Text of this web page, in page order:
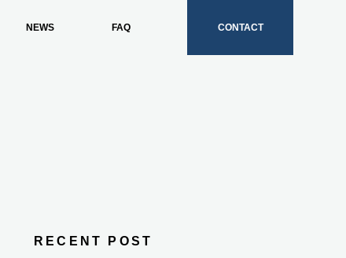
NEWS FAQ CONTACT
RECENT POST